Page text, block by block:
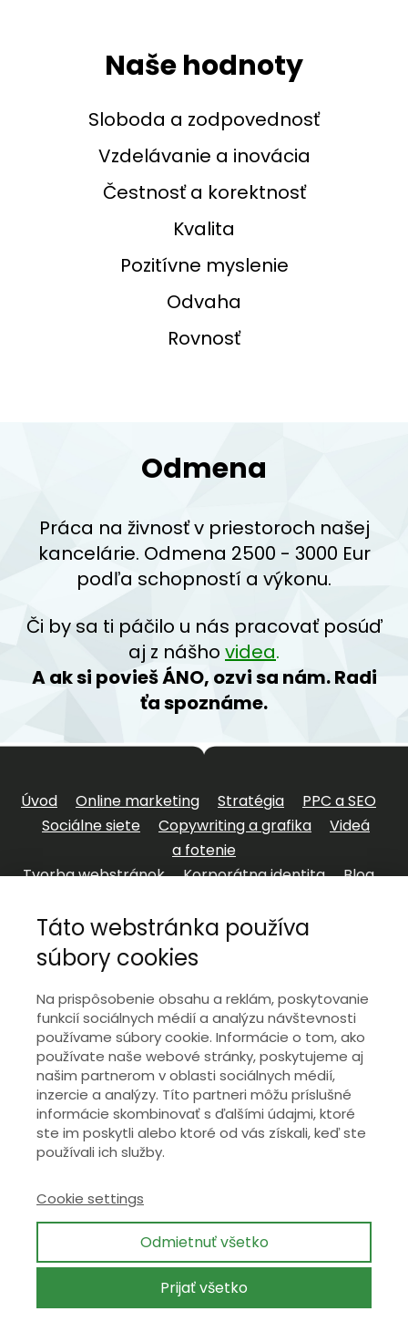
Naše hodnoty
Sloboda a zodpovednosť
Vzdelávanie a inovácia
Čestnosť a korektnosť
Kvalita
Pozitívne myslenie
Odvaha
Rovnosť
Odmena
Práca na živnosť v priestoroch našej
kancelárie. Odmena 2500 - 3000 Eur
podľa schopností a výkonu.
Či by sa ti páčilo u nás pracovať posúď
aj z nášho videa.
A ak si povieš ÁNO, ozvi sa nám. Radi
ťa spoznáme.
Úvod Online marketing Stratégia
PPC a SEO
Sociálne siete
Copywriting a grafika
Videá
a fotenie
Tvorba webstránok
Korporátna identita
Blog
+421 9
17 796 556
kontakt@wisible.sk
Kde nás nájdete? Plynárenská 3D, 821
09 Bratislava, 2. poschodie
Ochrana osobných údajov
Táto webstránka používa
súbory cookies
Na prispôsobenie obsahu a reklám, poskytovanie
funkcií sociálnych médií a analýzu návštevnosti
používame súbory cookie. Informácie o tom, ako
používate naše webové stránky, poskytujeme aj
našim partnerom v oblasti sociálnych médií,
inzercie a analýzy. Títo partneri môžu príslušné
informácie skombinovať s ďalšími údajmi, ktoré
ste im poskytli alebo ktoré od vás získali, keď ste
používali ich služby.
Cookie settings
Odmietnuť všetko
Prijať všetko